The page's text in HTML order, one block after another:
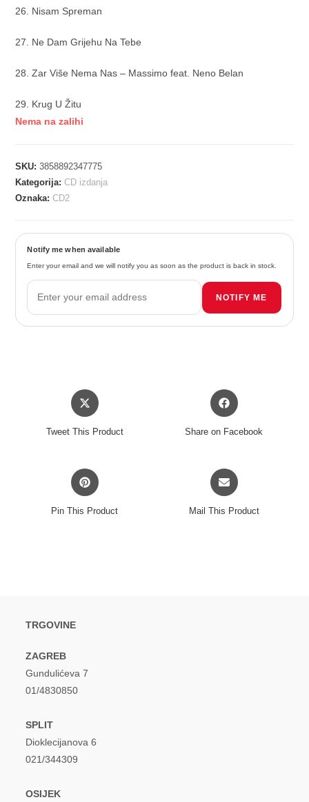
26. Nisam Spreman
27. Ne Dam Grijehu Na Tebe
28. Zar Više Nema Nas – Massimo feat. Neno Belan
29. Krug U Žitu
Nema na zalihi
SKU:3858892347775
Kategorija:CD izdanja
Oznaka:CD2
Notify me when available
Enter your email and we will notify you as soon as the product is back in stock.
NOTIFY ME
Opens
in
Tweet This Product
Opens
in
Share on Facebook
Opens
in
Pin This Product
Opens
in
Mail This Product
TRGOVINE
ZAGREB
Gundulićeva 7
01/4830850
SPLIT
Dioklecijanova 6
021/344309
OSIJEK